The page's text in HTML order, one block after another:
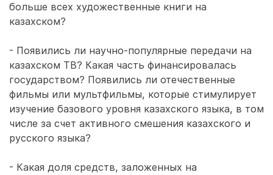
больше всех художественные книги на
казахском?
- Появились ли научно-популярные передачи на
казахском ТВ? Какая часть финансировалась
государством? Появились ли отечественные
фильмы или мультфильмы, которые стимулирует
изучение базового уровня казахского языка, в том
числе за счет активного смешения казахского и
русского языка?
- Какая доля средств, заложенных на